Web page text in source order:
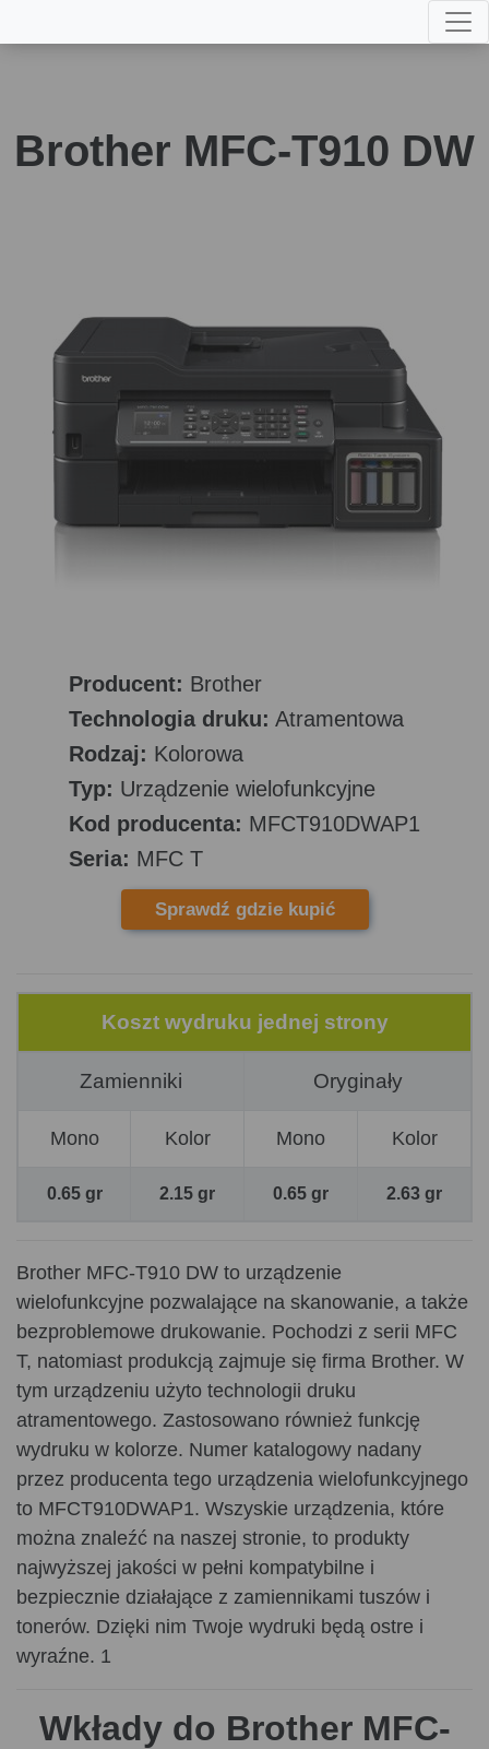
Brother MFC-T910 DW
Producent: Brother
Technologia druku: Atramentowa
Rodzaj: Kolorowa
Typ: Urządzenie wielofunkcyjne
Kod producenta: MFCT910DWAP1
Seria: MFC T
Sprawdź gdzie kupić
Koszt wydruku jednej strony
Zamienniki Oryginały
Mono Kolor Mono Kolor
0.65 gr 2.15 gr 0.65 gr 2.63 gr
Brother MFC-T910 DW to urządzenie
wielofunkcyjne pozwalające na skanowanie, a także
bezproblemowe drukowanie. Pochodzi z serii MFC
T, natomiast produkcją zajmuje się firma Brother. W
tym urządzeniu użyto technologii druku
atramentowego. Zastosowano również funkcję
wydruku w kolorze. Numer katalogowy nadany
przez producenta tego urządzenia wielofunkcyjnego
to MFCT910DWAP1. Wszyskie urządzenia, które
można znaleźć na naszej stronie, to produkty
najwyższej jakości w pełni kompatybilne i
bezpiecznie działające z zamiennikami tuszów i
tonerów. Dzięki nim Twoje wydruki będą ostre i
wyraźne. 1
Wkłady do Brother MFC-